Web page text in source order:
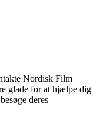
Nordisk Film
glade for at hjælpe dig
deres